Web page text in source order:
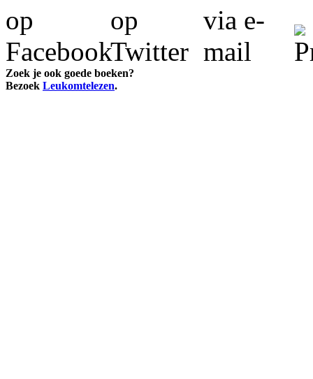
Zoek je ook goede boeken?
Bezoek Leukomtelezen.